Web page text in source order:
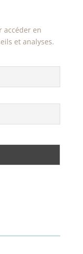
accéder en
et analyses.